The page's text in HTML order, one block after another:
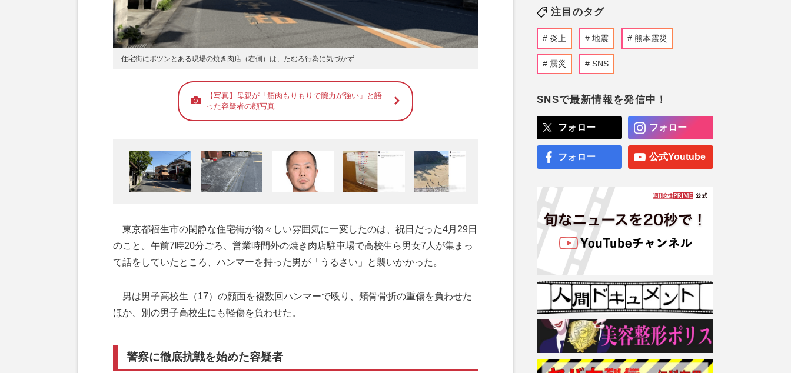
住宅街にポツンとある現場の焼き肉店（右側）は、たむろ行為に気づかず……
【写真】母親が「筋肉もりもりで腕力が強い」と語
った容疑者の顔写真
東京都福生市の閑静な住宅街が物々しい雰囲気に一変したのは、祝日だった4月29日
のこと。午前7時20分ごろ、営業時間外の焼き肉店駐車場で高校生ら男女7人が集まっ
て話をしていたところ、ハンマーを持った男が「うるさい」と襲いかかった。
男は男子高校生（17）の顔面を複数回ハンマーで殴り、頬骨骨折の重傷を負わせた
ほか、別の男子高校生にも軽傷を負わせた。
警察に徹底抗戦を始めた容疑者
注目のタグ
炎上 地震 熊本震災
震災 SNS
SNSで最新情報を発信中！
フォロー フォロー
フォロー 公式Youtube